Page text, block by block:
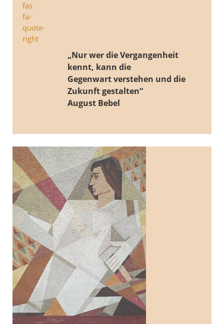
fas
fa-
quote-
right
„Nur wer die Vergangenheit
kennt, kann die
Gegenwart verstehen und die
Zukunft gestalten“
August Bebel